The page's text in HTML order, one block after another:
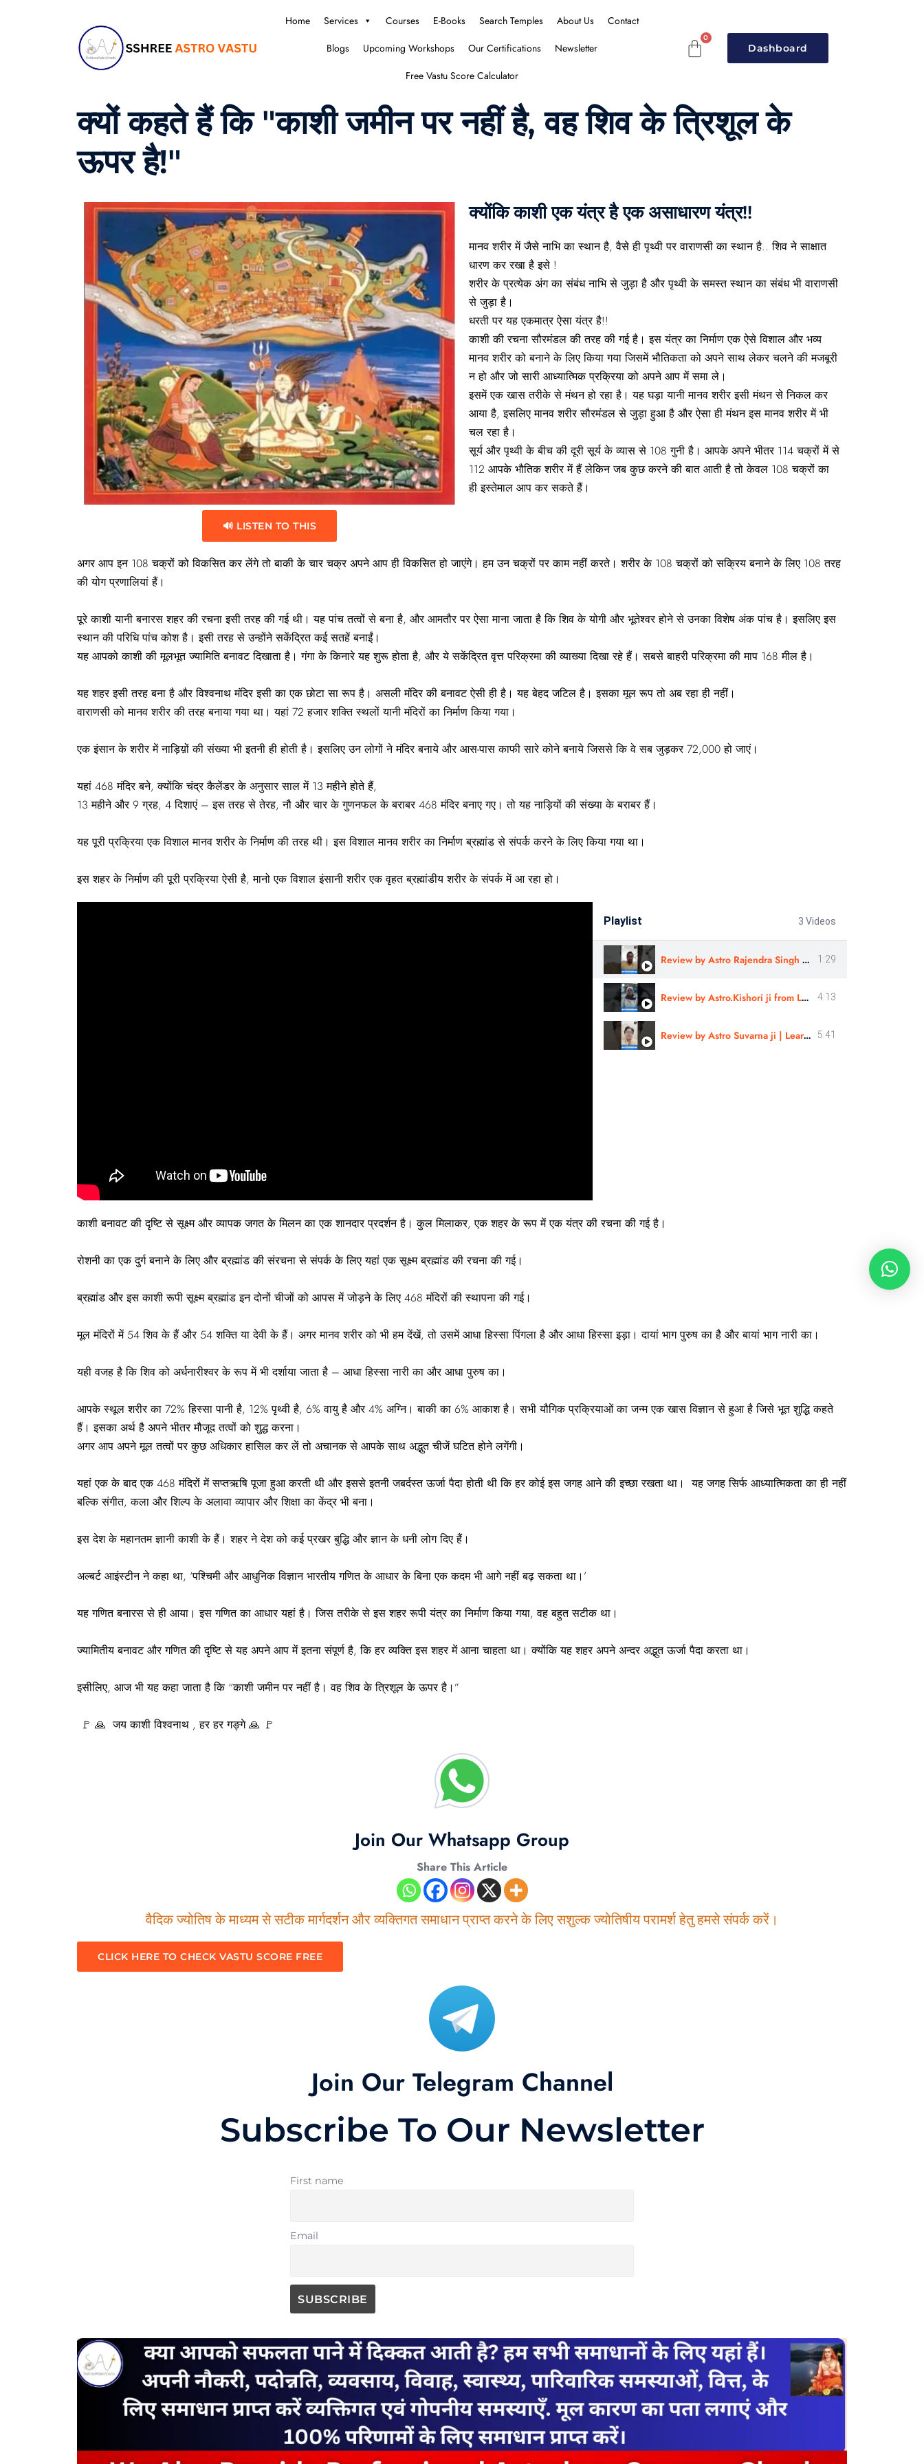
Home Services Courses E-Books Search Temples About Us
Contact
Blogs
Upcoming Workshops Our Certifications
Newsletter
Free Vastu Score Calculator
Dashboard
क्यों कहते हैं कि "काशी जमीन पर नहीं है, वह शिव के त्रिशूल के
ऊपर है!"
🔊 LISTEN TO THIS
क्योंकि काशी एक यंत्र है एक असाधारण यंत्र!!
मानव शरीर में जैसे नाभि का स्थान है, वैसे ही पृथ्वी पर वाराणसी का स्थान है.. शिव ने साक्षात
धारण कर रखा है इसे !
शरीर के प्रत्येक अंग का संबंध नाभि से जुड़ा है और पृथ्वी के समस्त स्थान का संबंध भी वाराणसी
से जुड़ा है।
धरती पर यह एकमात्र ऐसा यंत्र है!!
काशी की रचना सौरमंडल की तरह की गई है। इस यंत्र का निर्माण एक ऐसे विशाल और भव्य
मानव शरीर को बनाने के लिए किया गया जिसमें भौतिकता को अपने साथ लेकर चलने की मजबूरी
न हो और जो सारी आध्यात्मिक प्रक्रिया को अपने आप में समा ले।
इसमें एक खास तरीके से मंथन हो रहा है। यह घड़ा यानी मानव शरीर इसी मंथन से निकल कर
आया है, इसलिए मानव शरीर सौरमंडल से जुड़ा हुआ है और ऐसा ही मंथन इस मानव शरीर में भी
चल रहा है।
सूर्य और पृथ्वी के बीच की दूरी सूर्य के व्यास से 108 गुनी है। आपके अपने भीतर 114 चक्रों में से
112 आपके भौतिक शरीर में हैं लेकिन जब कुछ करने की बात आती है तो केवल 108 चक्रों का
ही इस्तेमाल आप कर सकते हैं।
अगर आप इन 108 चक्रों को विकसित कर लेंगे तो बाकी के चार चक्र अपने आप ही विकसित हो जाएंगे। हम उन चक्रों पर काम नहीं करते। शरीर के 108 चक्रों को सक्रिय बनाने के लिए 108 तरह
की योग प्रणालियां हैं।
पूरे काशी यानी बनारस शहर की रचना इसी तरह की गई थी। यह पांच तत्वों से बना है, और आमतौर पर ऐसा माना जाता है कि शिव के योगी और भूतेश्वर होने से उनका विशेष अंक पांच है। इसलिए इस
स्थान की परिधि पांच कोश है। इसी तरह से उन्होंने सकेंद्रित कई सतहें बनाईं।
यह आपको काशी की मूलभूत ज्यामिति बनावट दिखाता है। गंगा के किनारे यह शुरू होता है, और ये सकेंद्रित वृत्त परिक्रमा की व्याख्या दिखा रहे हैं। सबसे बाहरी परिक्रमा की माप 168 मील है।
यह शहर इसी तरह बना है और विश्वनाथ मंदिर इसी का एक छोटा सा रूप है। असली मंदिर की बनावट ऐसी ही है। यह बेहद जटिल है। इसका मूल रूप तो अब रहा ही नहीं।
वाराणसी को मानव शरीर की तरह बनाया गया था। यहां 72 हजार शक्ति स्थलों यानी मंदिरों का निर्माण किया गया।
एक इंसान के शरीर में नाड़िय़ों की संख्या भी इतनी ही होती है। इसलिए उन लोगों ने मंदिर बनाये और आस-पास काफी सारे कोने बनाये जिससे कि वे सब जुड़कर 72,000 हो जाएं।
यहां 468 मंदिर बने, क्योंकि चंद्र कैलेंडर के अनुसार साल में 13 महीने होते हैं,
13 महीने और 9 ग्रह, 4 दिशाएं – इस तरह से तेरह, नौ और चार के गुणनफल के बराबर 468 मंदिर बनाए गए। तो यह नाड़ियों की संख्या के बराबर हैं।
यह पूरी प्रक्रिया एक विशाल मानव शरीर के निर्माण की तरह थी। इस विशाल मानव शरीर का निर्माण ब्रह्मांड से संपर्क करने के लिए किया गया था।
इस शहर के निर्माण की पूरी प्रक्रिया ऐसी है, मानो एक विशाल इंसानी शरीर एक वृहत ब्रह्मांडीय शरीर के संपर्क में आ रहा हो।
Playlist 3 Videos
Review by Astro Rajendra Singh ji | Learn Astrology 1:29
Review by Astro.Kishori ji from London | Learn Astrology 4:13
Review by Astro Suvarna ji | Learn Astrology 5:41
काशी बनावट की दृष्टि से सूक्ष्म और व्यापक जगत के मिलन का एक शानदार प्रदर्शन है। कुल मिलाकर, एक शहर के रूप में एक यंत्र की रचना की गई है।
रोशनी का एक दुर्ग बनाने के लिए और ब्रह्मांड की संरचना से संपर्क के लिए यहां एक सूक्ष्म ब्रह्मांड की रचना की गई।
ब्रह्मांड और इस काशी रूपी सूक्ष्म ब्रह्मांड इन दोनों चीजों को आपस में जोड़ने के लिए 468 मंदिरों की स्थापना की गई।
मूल मंदिरों में 54 शिव के हैं और 54 शक्ति या देवी के हैं। अगर मानव शरीर को भी हम देंखें, तो उसमें आधा हिस्सा पिंगला है और आधा हिस्सा इड़ा। दायां भाग पुरुष का है और बायां भाग नारी का।
यही वजह है कि शिव को अर्धनारीश्वर के रूप में भी दर्शाया जाता है – आधा हिस्सा नारी का और आधा पुरुष का।
आपके स्थूल शरीर का 72% हिस्सा पानी है, 12% पृथ्वी है, 6% वायु है और 4% अग्नि। बाकी का 6% आकाश है। सभी यौगिक प्रक्रियाओं का जन्म एक खास विज्ञान से हुआ है जिसे भूत शुद्धि कहते
हैं। इसका अर्थ है अपने भीतर मौजूद तत्वों को शुद्ध करना।
अगर आप अपने मूल तत्वों पर कुछ अधिकार हासिल कर लें तो अचानक से आपके साथ अद्भुत चीजें घटित होने लगेंगी।
यहां एक के बाद एक 468 मंदिरों में सप्तऋषि पूजा हुआ करती थी और इससे इतनी जबर्दस्त ऊर्जा पैदा होती थी कि हर कोई इस जगह आने की इच्छा रखता था। यह जगह सिर्फ आध्यात्मिकता का ही नहीं
बल्कि संगीत, कला और शिल्प के अलावा व्यापार और शिक्षा का केंद्र भी बना।
इस देश के महानतम ज्ञानी काशी के हैं। शहर ने देश को कई प्रखर बुद्धि और ज्ञान के धनी लोग दिए हैं।
अल्बर्ट आइंस्टीन ने कहा था, ‘पश्चिमी और आधुनिक विज्ञान भारतीय गणित के आधार के बिना एक कदम भी आगे नहीं बढ़ सकता था।’
यह गणित बनारस से ही आया। इस गणित का आधार यहां है। जिस तरीके से इस शहर रूपी यंत्र का निर्माण किया गया, वह बहुत सटीक था।
ज्यामितीय बनावट और गणित की दृष्टि से यह अपने आप में इतना संपूर्ण है, कि हर व्यक्ति इस शहर में आना चाहता था। क्योंकि यह शहर अपने अन्दर अद्भुत ऊर्जा पैदा करता था।
इसीलिए, आज भी यह कहा जाता है कि “काशी जमीन पर नहीं है। वह शिव के त्रिशूल के ऊपर है।”
🚩 🙏 जय काशी विश्वनाथ , हर हर गङ्गे 🙏 🚩
Join Our Whatsapp Group
Share This Article
वैदिक ज्योतिष के माध्यम से सटीक मार्गदर्शन और व्यक्तिगत समाधान प्राप्त करने के लिए सशुल्क ज्योतिषीय परामर्श हेतु हमसे संपर्क करें।
CLICK HERE TO CHECK VASTU SCORE FREE
Join Our Telegram Channel
Subscribe To Our Newsletter
First name
Email